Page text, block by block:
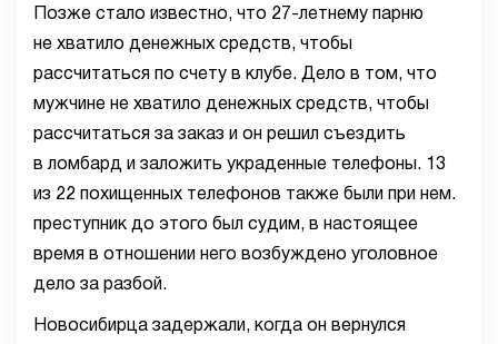
Позже стало известно, что 27-летнему парню
не хватило денежных средств, чтобы
рассчитаться по счету в клубе. Дело в том, что
мужчине не хватило денежных средств, чтобы
рассчитаться за заказ и он решил съездить
в ломбард и заложить украденные телефоны. 13
из 22 похищенных телефонов также были при нем.
преступник до этого был судим, в настоящее
время в отношении него возбуждено уголовное
дело за разбой.
Новосибирца задержали, когда он вернулся